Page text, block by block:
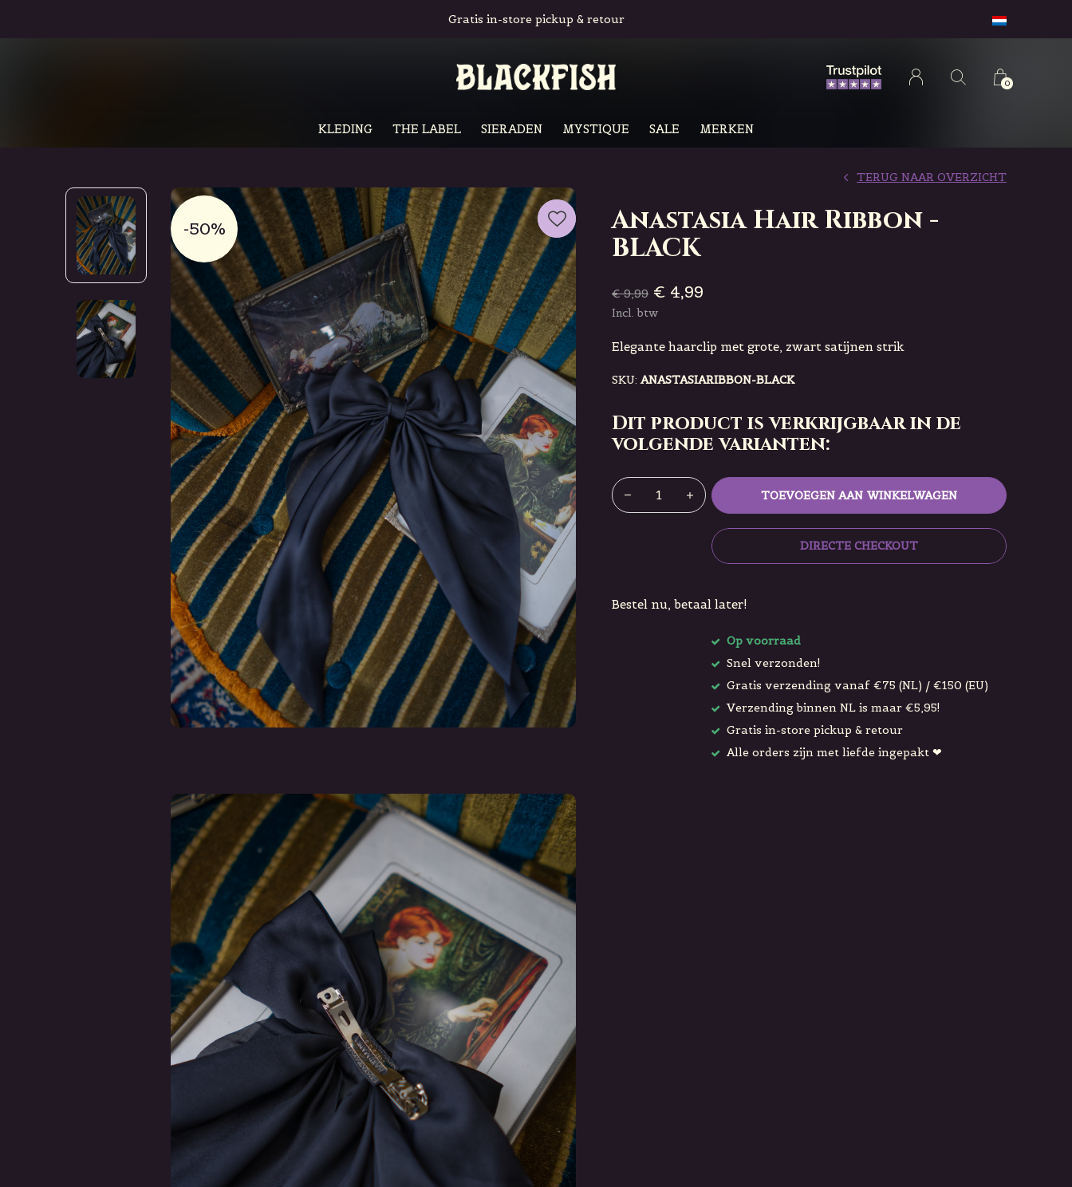
KLEDING THE LABEL SIERADEN MYSTIQUE SALE MERKEN
0
Gratis in-store pickup & retour
-50%
Anastasia Hair Ribbon -
BLACK
TERUG NAAR OVERZICHT
€ 9,99 € 4,99
Incl. btw
Elegante haarclip met grote, zwart satijnen strik
SKU:ANASTASIARIBBON-BLACK
Dit product is verkrijgbaar in de
volgende varianten:
TOEVOEGEN AAN WINKELWAGEN
DIRECTE CHECKOUT
Bestel nu, betaal later!
Op voorraad
Snel verzonden!
Gratis verzending vanaf €75 (NL) / €150 (EU)
Verzending binnen NL is maar €5,95!
Gratis in-store pickup & retour
Alle orders zijn met liefde ingepakt ❤